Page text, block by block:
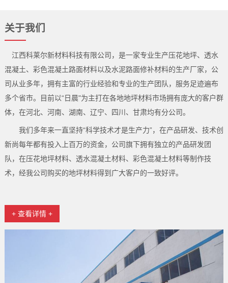
关于我们
江西科莱尔新材料科技有限公司，是一家专业生产压花地坪、透水
混凝土、彩色混凝土路面材料以及水泥路面修补材料的生产厂家，公
司从业多年，拥有主富的行业经验和专业的生产团队，服务足迹遍布
多个省市。目前以“日晨"为主打在各地地坪材料市场拥有庞大的客户群
体，在河北、河南、湖南、辽宁、四川、甘肃均有分公司。
我们多年来一直坚持“科学技术才是生产力”，在产品研发、技术创
新尚每年都有投入上百万的资金，公司旗下拥有独立的产品研发团
队，在压花地坪材料、透水混凝土材料、彩色混凝土材料等制作技
术，经我公司购买的地坪材料得到广大客户的一致好评。
+ 查看详情 +